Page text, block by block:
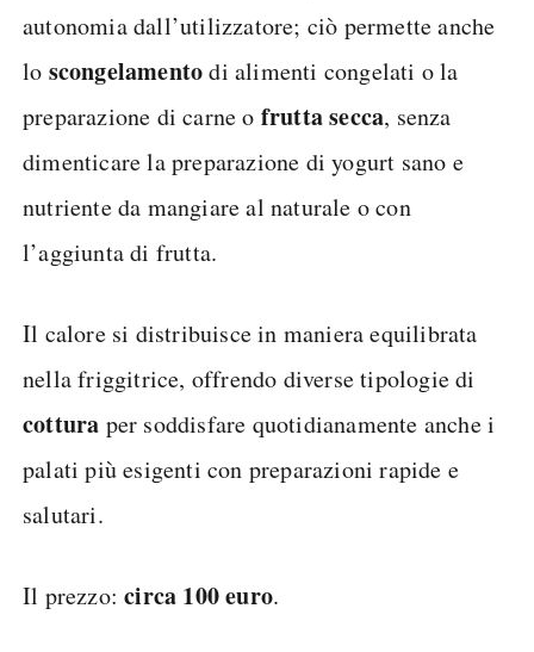
autonomia dall’utilizzatore; ciò permette anche
lo scongelamentodi alimenti congelati o la
preparazione di carne o frutta secca, senza
dimenticare la preparazione di yogurt sano e
nutriente da mangiare al naturale o con
l’aggiunta di frutta.
Il calore si distribuisce in maniera equilibrata
nella friggitrice, offrendo diverse tipologie di
cottura per soddisfare quotidianamente anche i
palati più esigenti con preparazioni rapide e
salutari.
Il prezzo:circa 100 euro.